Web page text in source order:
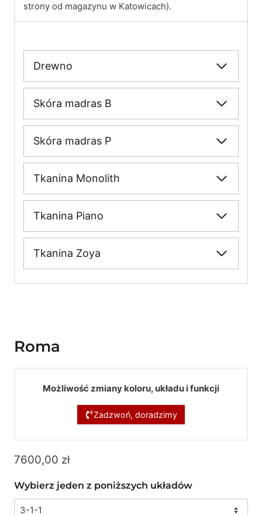
strony od magazynu w Katowicach).
Drewno
Skóra madras B
Skóra madras P
Tkanina Monolith
Tkanina Piano
Tkanina Zoya
Roma
Możliwość zmiany koloru, układu i funkcji
Zadzwoń, doradzimy
7600,00 zł
Wybierz jeden z poniższych układów